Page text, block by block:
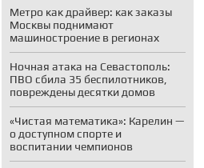
Метро как драйвер: как заказы
Москвы поднимают
машиностроение в регионах
Ночная атака на Севастополь:
ПВО сбила 35 беспилотников,
повреждены десятки домов
«Чистая математика»: Карелин —
о доступном спорте и
воспитании чемпионов